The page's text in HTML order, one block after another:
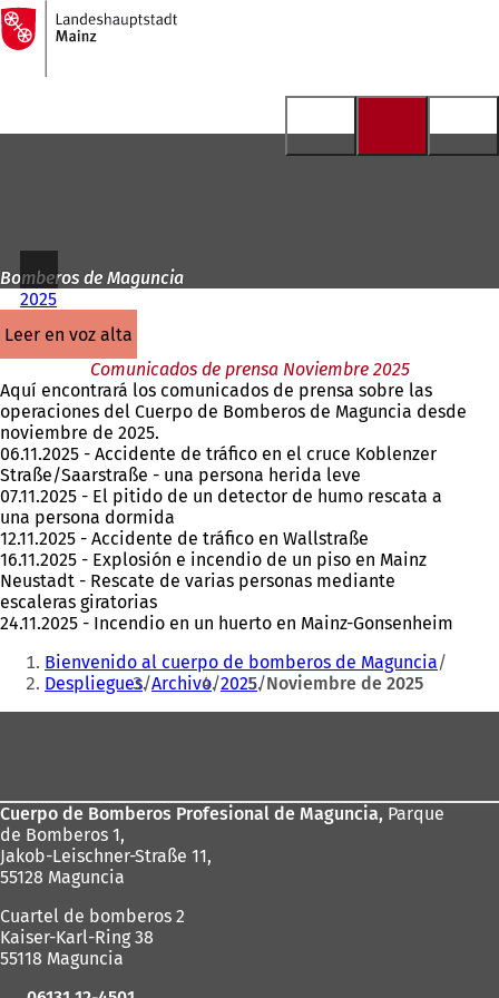
Saltar al contenido
A
la
página
Bomberos de Maguncia
2025
leer en voz alta
Comunicados de prensa Noviembre 2025
Aquí encontrará los comunicados de prensa sobre las
operaciones del Cuerpo de Bomberos de Maguncia desde
noviembre de 2025.
06.11.2025 - Accidente de tráfico en el cruce Koblenzer
Straße/Saarstraße - una persona herida leve
07.11.2025 - El pitido de un detector de humo rescata a
una persona dormida
12.11.2025 - Accidente de tráfico en Wallstraße
16.11.2025 - Explosión e incendio de un piso en Mainz
Neustadt - Rescate de varias personas mediante
escaleras giratorias
24.11.2025 - Incendio en un huerto en Mainz-Gonsenheim
Estás
aquí:
Bienvenido al cuerpo de bomberos de Maguncia
Despliegues Archivo 2025 Noviembre de 2025
pies
Cuerpo de Bomberos Profesional de Maguncia, Parque
de Bomberos 1,
Jakob-Leischner-Straße 11,
55128 Maguncia
Cuartel de bomberos 2
Kaiser-Karl-Ring 38
55118 Maguncia